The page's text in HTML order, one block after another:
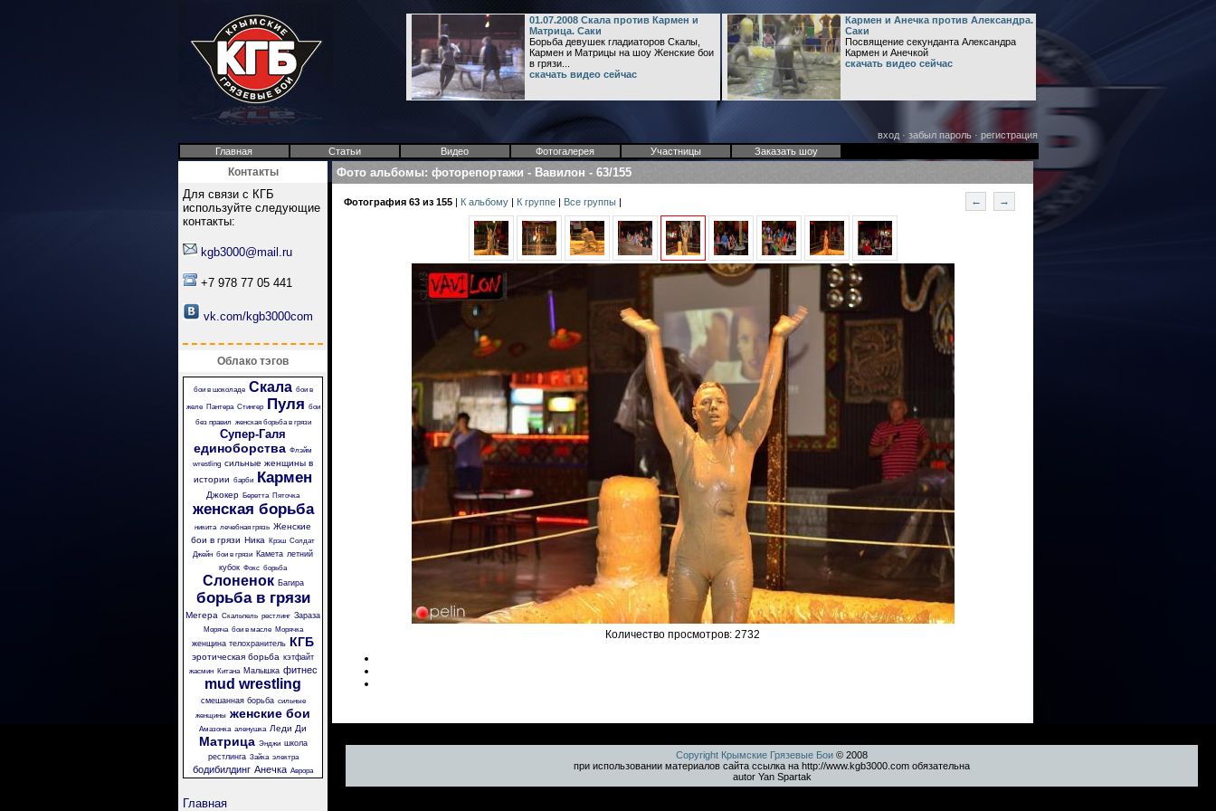
01.07.2008 Скала против Кармен и
Матрица. Саки
Борьба девушек гладиаторов Скалы,
Кармен и Матрицы на шоу Женские бои
в грязи...
скачать видео сейчас
Кармен и Анечка против Александра.
Саки
Посвящение секунданта Александра
Кармен и Анечкой
скачать видео сейчас
вход· забыл пароль· регистрация
Главная
Статьи Видео Фотогалерея Участницы Заказать шоу
Контакты
Для связи с КГБ
используйте следующие
контакты:
kgb3000@mail.ru
+7 978 77 05 441
vk.com/kgb3000com
Облако тэгов
бои в шоколаде Скала бои в
желе Пантера Стингер Пуля бои
без правил женская борьба в грязи
Супер-Галя
единоборства Флэйм
wrestling сильные женщины в
истории барби Кармен
Джокер Беретта Пяточка
женская борьба
никита лечебная грязь Женские
бои в грязи Ника Крэш Солдат
Джейн бои в грязи Камета летний
кубок Фокс борьба
Слоненок Багира
борьба в грязи
Мегера Скальпель рестлинг Зараза
Моряча бои в масле Морячка
женщина телохранитель КГБ
эротическая борьба кэтфайт
жасмин Китана Малышка фитнес
mud wrestling
смешанная борьба сильные
женщины женские бои
Амазонка аленушка Леди Ди
Матрица Энджи школа
рестлинга Зайка электра
бодибилдинг Анечка Аврора
Главная
Фото альбомы: фоторепортажи - Вавилон - 63/155
Фотография 63 из 155 | К альбому | К группе | Все группы | ← →
Количество просмотров: 2732
Copyright Крымские Грязевые Бои © 2008
при использовании материалов сайта ссылка на http://www.kgb3000.com обязательна
autor Yan Spartak